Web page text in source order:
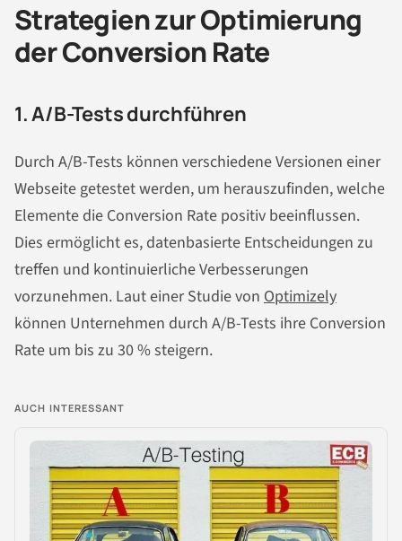
Strategien zur Optimierung
der Conversion Rate
1. A/B-Tests durchführen
Durch A/B-Tests können verschiedene Versionen einer
Webseite getestet werden, um herauszufinden, welche
Elemente die Conversion Rate positiv beeinflussen.
Dies ermöglicht es, datenbasierte Entscheidungen zu
treffen und kontinuierliche Verbesserungen
vorzunehmen. Laut einer Studie von Optimizely
können Unternehmen durch A/B-Tests ihre Conversion
Rate um bis zu 30 % steigern.
AUCH INTERESSANT